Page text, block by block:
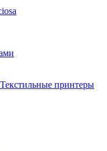
Текстильные принтеры